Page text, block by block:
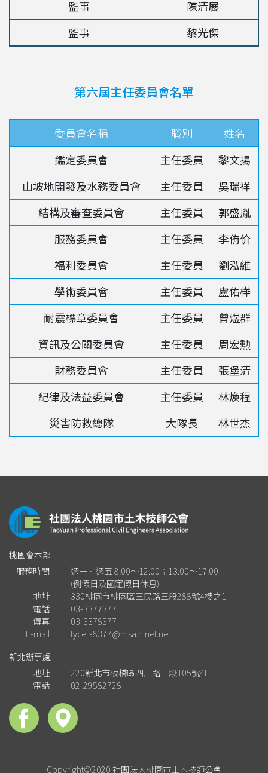
監事
陳清展
監事
黎光傑
第六屆主任委員會名單
委員會名稱 職別
姓名
鑑定委員會
主任委員
黎文揚
山坡地開發及水務委員會
主任委員
吳瑞祥
結構及審查委員會
主任委員
郭盛胤
服務委員會
主任委員
李侑价
福利委員會
主任委員
劉泓維
學術委員會
主任委員
盧佑樺
耐震標章委員會
主任委員
曾煜群
資訊及公關委員會
主任委員
周宏勲
財務委員會
主任委員
張堡清
紀律及法益委員會
主任委員
林煥程
災害防救總隊
大隊長 林世杰
桃園會本部
服務時間
週一 ~ 週五 8:00～12:00；13:00～17:00
(例假日及國定假日休息)
地址
330桃園市桃園區三民路三段288號4樓之1
電話
03-3377377
傳真
03-3378377
E-mail
tyce.a8377@msa.hinet.net
新北辦事處
地址
220新北市板橋區四川路一段105號4F
電話
02-29582728
Copyright©2020 社團法人桃園市土木技師公會